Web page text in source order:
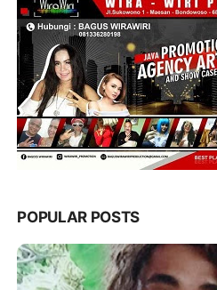
POPULAR POSTS